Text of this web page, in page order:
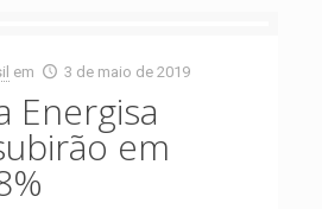
em 3 de maio de 2019
Energisa
em